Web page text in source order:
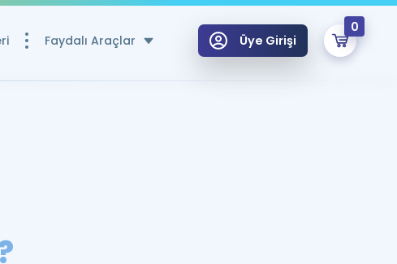
Faydalı Araçlar
Puan Hesaplama Aracı
Üye Girişi
0
Remzi Hoca ile seni sınava hazırlayacak onlarca eğitim seni bekliyor!